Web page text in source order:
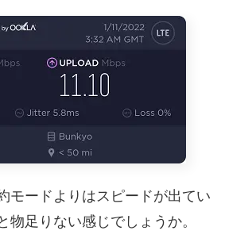
モードよりはスピードが出てい
物足りない感じでしょうか。